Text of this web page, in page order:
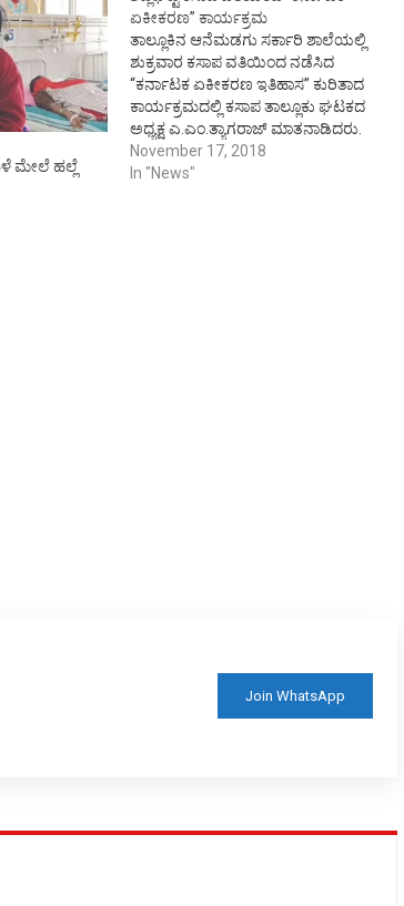
ಮೇಲೆ ಹಲ್ಲೆ
ಏಕೀಕರಣ” ಕಾರ್ಯಕ್ರಮ
ತಾಲ್ಲೂಕಿನ ಆನೆಮಡಗು ಸರ್ಕಾರಿ ಶಾಲೆಯಲ್ಲಿ
ಶುಕ್ರವಾರ ಕಸಾಪ ವತಿಯಿಂದ ನಡೆಸಿದ
“ಕರ್ನಾಟಕ ಏಕೀಕರಣ ಇತಿಹಾಸ” ಕುರಿತಾದ
ಕಾರ್ಯಕ್ರಮದಲ್ಲಿ ಕಸಾಪ ತಾಲ್ಲೂಕು ಘಟಕದ
ಅಧ್ಯಕ್ಷ ಎ.ಎಂ.ತ್ಯಾಗರಾಜ್ ಮಾತನಾಡಿದರು.
ಭಾಷೆ ಆಧಾರಿತ ಭಾರತದ ರಾಜ್ಯಗಳ ಸ್ಥಾಪನೆಯ
ಕಾಲದಲ್ಲಿ ಕನ್ನಡ ಭಾಷೆ ಮಾತನಾಡುವವರು
November 17, 2018
In "News"
Join WhatsApp